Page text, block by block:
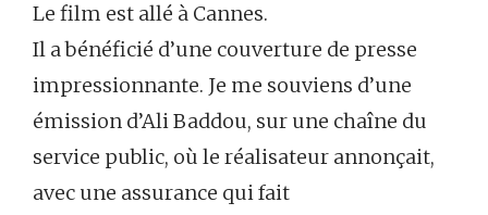
Le film est allé à Cannes.
Il a bénéficié d’une couverture de presse
impressionnante. Je me souviens d’une
émission d’Ali Baddou, sur une chaîne du
service public, où le réalisateur annonçait,
avec une assurance qui fait